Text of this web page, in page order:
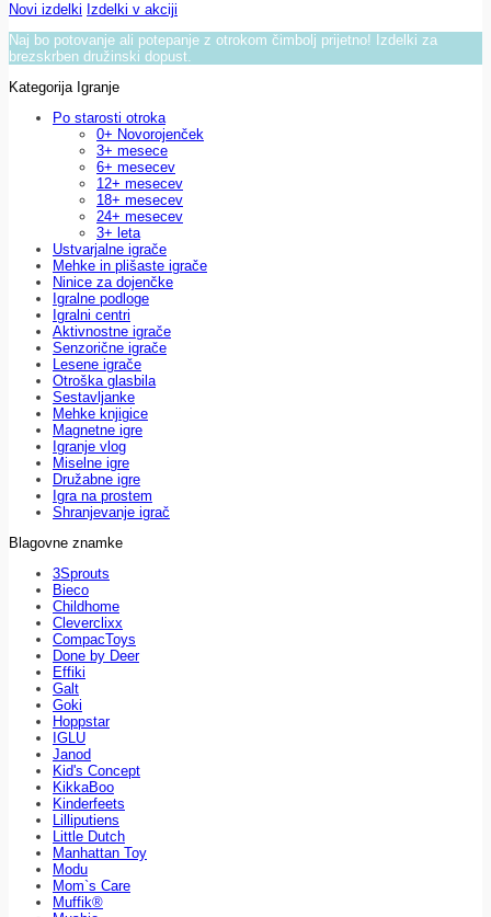
Novi izdelki Izdelki v akciji
Naj bo potovanje ali potepanje z otrokom čimbolj prijetno! Izdelki za
brezskrben družinski dopust.
Kategorija Igranje
Po starosti otroka
0+ Novorojenček
3+ mesece
6+ mesecev
12+ mesecev
18+ mesecev
24+ mesecev
3+ leta
Ustvarjalne igrače
Mehke in plišaste igrače
Ninice za dojenčke
Igralne podloge
Igralni centri
Aktivnostne igrače
Senzorične igrače
Lesene igrače
Otroška glasbila
Sestavljanke
Mehke knjigice
Magnetne igre
Igranje vlog
Miselne igre
Družabne igre
Igra na prostem
Shranjevanje igrač
Blagovne znamke
3Sprouts
Bieco
Childhome
Cleverclixx
CompacToys
Done by Deer
Effiki
Galt
Goki
Hoppstar
IGLU
Janod
Kid's Concept
KikkaBoo
Kinderfeets
Lilliputiens
Little Dutch
Manhattan Toy
Modu
Mom`s Care
Muffik®